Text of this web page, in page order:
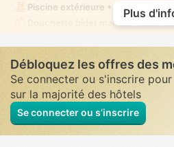
Piscine extérieure • Mixte •
Douchette bidet manuel
• Dans
Plus
Débloquez les offres des
Se connecter ou s'inscrire
sur la majorité des hôtels
Se connecter ou s’inscrire